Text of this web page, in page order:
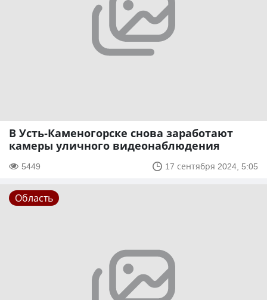
В Усть-Каменогорске снова заработают
камеры уличного видеонаблюдения
5449 17 сентября 2024, 5:05
Область